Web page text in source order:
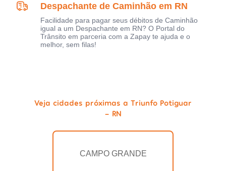
Despachante de Caminhão em RN
Facilidade para pagar seus débitos de Caminhão
igual a um Despachante em RN? O Portal do
Trânsito em parceria com a Zapay te ajuda e o
melhor, sem filas!
Veja cidades próximas a Triunfo Potiguar
- RN
CAMPO GRANDE